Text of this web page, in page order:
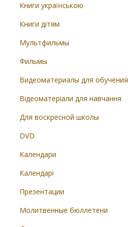
Книги українською
Книги дітям
Мультфильмы
Фильмы
Видеоматериалы для обучения
Відеоматеріали для навчання
Для воскресной школы
DVD
Календари
Календарі
Презентации
Молитвенные бюллетени